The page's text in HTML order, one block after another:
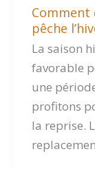
pêche
La saison
favorable
une
profitons
la reprise.